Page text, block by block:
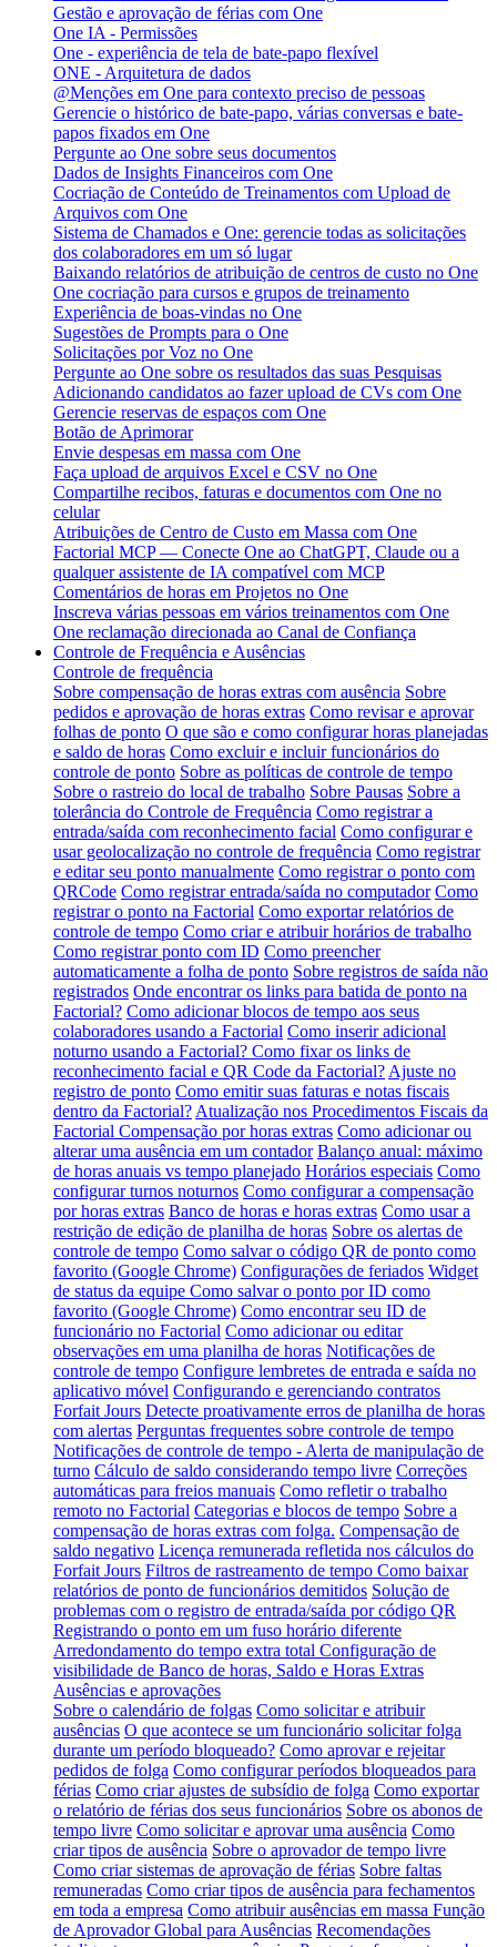
Gestão e aprovação de férias com One
One IA - Permissões
One - experiência de tela de bate-papo flexível
ONE - Arquitetura de dados
@Menções em One para contexto preciso de pessoas
Gerencie o histórico de bate-papo, várias conversas e bate-
papos fixados em One
Pergunte ao One sobre seus documentos
Dados de Insights Financeiros com One
Cocriação de Conteúdo de Treinamentos com Upload de
Arquivos com One
Sistema de Chamados e One: gerencie todas as solicitações
dos colaboradores em um só lugar
Baixando relatórios de atribuição de centros de custo no One
One cocriação para cursos e grupos de treinamento
Experiência de boas-vindas no One
Sugestões de Prompts para o One
Solicitações por Voz no One
Pergunte ao One sobre os resultados das suas Pesquisas
Adicionando candidatos ao fazer upload de CVs com One
Gerencie reservas de espaços com One
Botão de Aprimorar
Envie despesas em massa com One
Faça upload de arquivos Excel e CSV no One
Compartilhe recibos, faturas e documentos com One no
celular
Atribuições de Centro de Custo em Massa com One
Factorial MCP — Conecte One ao ChatGPT, Claude ou a
qualquer assistente de IA compatível com MCP
Comentários de horas em Projetos no One
Inscreva várias pessoas em vários treinamentos com One
One reclamação direcionada ao Canal de Confiança
Controle de Frequência e Ausências
Controle de frequência
Sobre compensação de horas extras com ausência Sobre
pedidos e aprovação de horas extras Como revisar e aprovar
folhas de ponto O que são e como configurar horas planejadas
e saldo de horas Como excluir e incluir funcionários do
controle de ponto Sobre as políticas de controle de tempo
Sobre o rastreio do local de trabalho Sobre Pausas Sobre a
tolerância do Controle de Frequência Como registrar a
entrada/saída com reconhecimento facial Como configurar e
usar geolocalização no controle de frequência Como registrar
e editar seu ponto manualmente Como registrar o ponto com
QRCode Como registrar entrada/saída no computador Como
registrar o ponto na Factorial Como exportar relatórios de
controle de tempo Como criar e atribuir horários de trabalho
Como registrar ponto com ID Como preencher
automaticamente a folha de ponto Sobre registros de saída não
registrados Onde encontrar os links para batida de ponto na
Factorial? Como adicionar blocos de tempo aos seus
colaboradores usando a Factorial Como inserir adicional
noturno usando a Factorial? Como fixar os links de
reconhecimento facial e QR Code da Factorial? Ajuste no
registro de ponto Como emitir suas faturas e notas fiscais
dentro da Factorial? Atualização nos Procedimentos Fiscais da
Factorial Compensação por horas extras Como adicionar ou
alterar uma ausência em um contador Balanço anual: máximo
de horas anuais vs tempo planejado Horários especiais Como
configurar turnos noturnos Como configurar a compensação
por horas extras Banco de horas e horas extras Como usar a
restrição de edição de planilha de horas Sobre os alertas de
controle de tempo Como salvar o código QR de ponto como
favorito (Google Chrome) Configurações de feriados Widget
de status da equipe Como salvar o ponto por ID como
favorito (Google Chrome) Como encontrar seu ID de
funcionário no Factorial Como adicionar ou editar
observações em uma planilha de horas Notificações de
controle de tempo Configure lembretes de entrada e saída no
aplicativo móvel Configurando e gerenciando contratos
Forfait Jours Detecte proativamente erros de planilha de horas
com alertas Perguntas frequentes sobre controle de tempo
Notificações de controle de tempo - Alerta de manipulação de
turno Cálculo de saldo considerando tempo livre Correções
automáticas para freios manuais Como refletir o trabalho
remoto no Factorial Categorias e blocos de tempo Sobre a
compensação de horas extras com folga. Compensação de
saldo negativo Licença remunerada refletida nos cálculos do
Forfait Jours Filtros de rastreamento de tempo Como baixar
relatórios de ponto de funcionários demitidos Solução de
problemas com o registro de entrada/saída por código QR
Registrando o ponto em um fuso horário diferente
Arredondamento do tempo extra total Configuração de
visibilidade de Banco de horas, Saldo e Horas Extras
Ausências e aprovações
Sobre o calendário de folgas Como solicitar e atribuir
ausências O que acontece se um funcionário solicitar folga
durante um período bloqueado? Como aprovar e rejeitar
pedidos de folga Como configurar períodos bloqueados para
férias Como criar ajustes de subsídio de folga Como exportar
o relatório de férias dos seus funcionários Sobre os abonos de
tempo livre Como solicitar e aprovar uma ausência Como
criar tipos de ausência Sobre o aprovador de tempo livre
Como criar sistemas de aprovação de férias Sobre faltas
remuneradas Como criar tipos de ausência para fechamentos
em toda a empresa Como atribuir ausências em massa Função
de Aprovador Global para Ausências Recomendações